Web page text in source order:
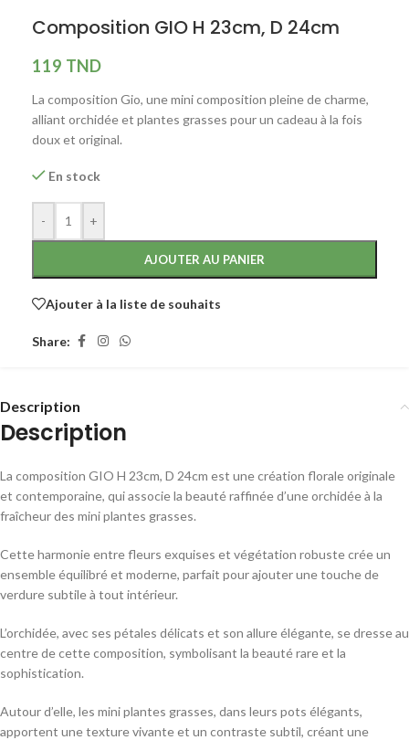
Composition GIO H 23cm, D 24cm
119 TND
La composition Gio, une mini composition pleine de charme,
alliant orchidée et plantes grasses pour un cadeau à la fois
doux et original.
En stock
- +
AJOUTER AU PANIER
Ajouter à la liste de souhaits
Share:
Description
Description
La composition GIO H 23cm, D 24cm est une création florale originale
et contemporaine, qui associe la beauté raffinée d’une orchidée à la
fraîcheur des mini plantes grasses.
Cette harmonie entre fleurs exquises et végétation robuste crée un
ensemble équilibré et moderne, parfait pour ajouter une touche de
verdure subtile à tout intérieur.
L’orchidée, avec ses pétales délicats et son allure élégante, se dresse au
centre de cette composition, symbolisant la beauté rare et la
sophistication.
Autour d’elle, les mini plantes grasses, dans leurs pots élégants,
apportent une texture vivante et un contraste subtil, créant une